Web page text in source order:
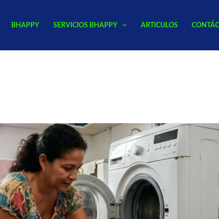
BHAPPY SERVICIOS BHAPPY ARTICULOS